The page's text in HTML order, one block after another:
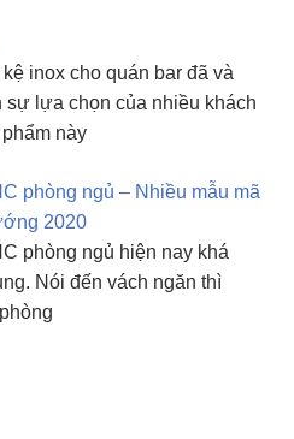
inox cho quán bar đã và
sự lựa chọn của nhiều khách
này
phòng ngủ – Nhiều mẫu mã
2020
phòng ngủ hiện nay khá
Nói đến vách ngăn thì